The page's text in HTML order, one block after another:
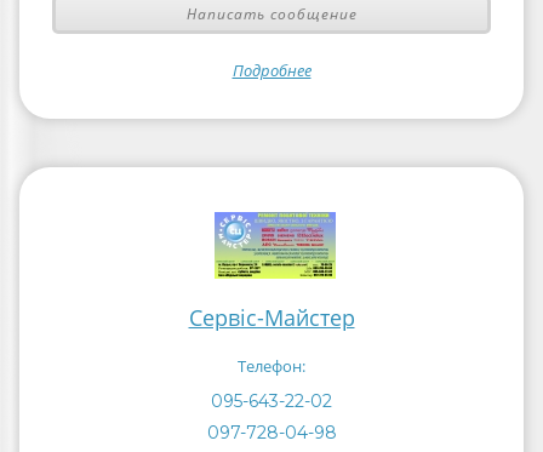
Написать сообщение
Подробнее
Сервіс-Майстер
Телефон:
095-643-22-02
097-728-04-98